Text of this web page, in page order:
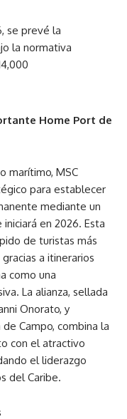
se prevé la
la normativa
Home Port de
marítimo, MSC
para establecer
mediante un
en 2026. Esta
de turistas más
a itinerarios
como una
La alianza, sellada
Onorato, y
Campo, combina la
con el atractivo
el liderazgo
del Caribe.